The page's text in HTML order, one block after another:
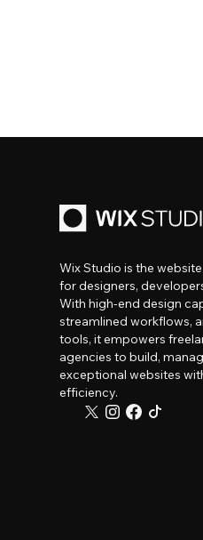
Wix Studio is the
for designers,
With high-end design
streamlined workflows,
tools, it empowers
agencies to build,
exceptional websites
efficiency.